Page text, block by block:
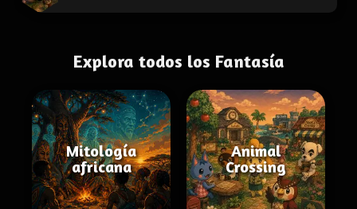
Explora todos los Fantasía
Mitología
africana
Animal
Crossing